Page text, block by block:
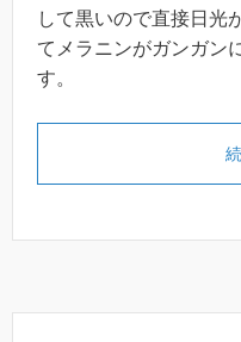
して黒いので直接日光
てメラニンがガンガン
す。